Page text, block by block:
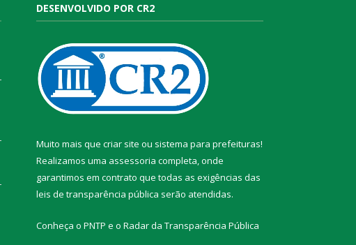
DESENVOLVIDO POR CR2
Muito mais que criar site ou sistema para prefeituras!
Realizamos uma assessoria completa, onde
garantimos em contrato que todas as exigências das
leis de transparência pública serão atendidas.
Conheça o PNTP e o Radar da Transparência Pública